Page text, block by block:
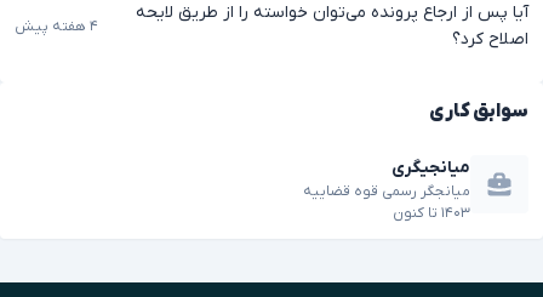
آیا پس از ارجاع پرونده می‌توان خواسته را از طریق لایحه
اصلاح کرد؟
۴ هفته پیش
سوابق کاری
میانجیگری
میانجگر رسمی قوه قضاییه
۱۴۰۳ تا کنون